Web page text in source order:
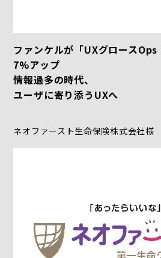
ファンケルが「UXグロース
7%アップ
情報過多の時代、
ユーザに寄り添うUXへ
ネオファースト生命保険株式会社様